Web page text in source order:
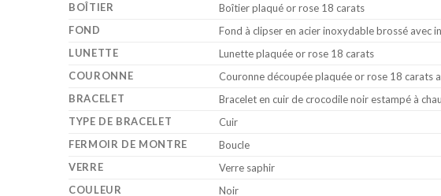
BOÎTIER
Boîtier plaqué or rose 18 carats
FOND
Fond à clipser en acier inoxydable brossé avec
LUNETTE
Lunette plaquée or rose 18 carats
COURONNE
Couronne découpée plaquée or rose 18 carats
BRACELET
Bracelet en cuir de crocodile noir estampé à
TYPE DE BRACELET
Cuir
FERMOIR DE MONTRE
Boucle
VERRE
Verre saphir
COULEUR
Noir